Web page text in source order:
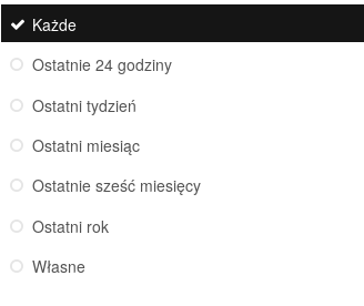
Każde
Ostatnie 24 godziny
Ostatni tydzień
Ostatni miesiąc
Ostatnie sześć miesięcy
Ostatni rok
Własne